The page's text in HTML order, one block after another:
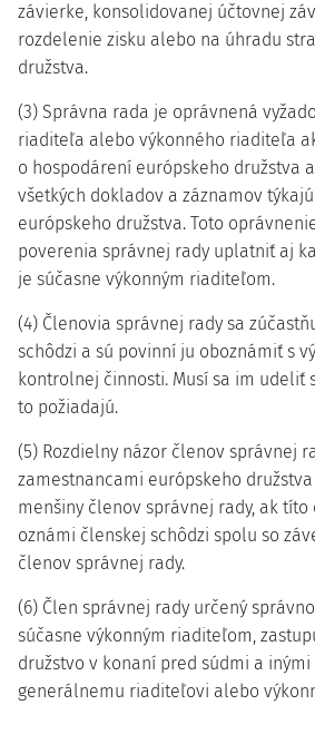
závierke, konsolidovanej účtovnej
rozdelenie zisku alebo na úhradu
družstva.
(3) Správna rada je oprávnená
riaditeľa alebo výkonného riaditeľa
o hospodárení európskeho družstva
všetkých dokladov a záznamov
európskeho družstva. Toto
poverenia správnej rady uplatniť aj
je súčasne výkonným riaditeľom.
(4) Členovia správnej rady sa
schôdzi a sú povinní ju oboznámiť s
kontrolnej činnosti. Musí sa im udeliť
to požiadajú.
(5) Rozdielny názor členov správnej
zamestnancami európskeho
menšiny členov správnej rady, ak títo
oznámi členskej schôdzi spolu so
členov správnej rady.
(6) Člen správnej rady určený
súčasne výkonným riaditeľom,
družstvo v konaní pred súdmi a
generálnemu riaditeľovi alebo